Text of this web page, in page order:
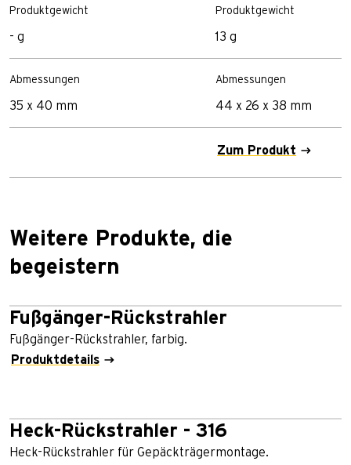
Produktgewicht
- g
Abmessungen
35 x 40 mm
Produktgewicht
13 g
Abmessungen
44 x 26 x 38 mm
Zum Produkt
Weitere Produkte, die
begeistern
Fußgänger-Rückstrahler
Fußgänger-Rückstrahler, farbig.
Produktdetails
Heck-Rückstrahler - 316
Heck-Rückstrahler für Gepäckträgermontage.